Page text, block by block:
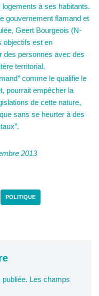
à ses habitants.
gouvernement flamand et
Geert Bourgeois (N-
objectifs est en
des personnes avec des
territorial.
comme le qualifie le
pourrait empêcher la
de cette nature,
sans se heurter à des
2013
POLITIQUE
Les champs